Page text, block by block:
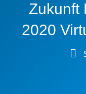
Zukunft
2020